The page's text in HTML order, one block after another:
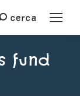
cerca
fund